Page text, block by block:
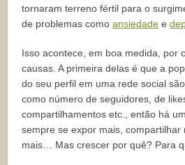
tornaram terreno fértil para o
de problemas comoansiedade e
Isso acontece, em boa medida, por
causas. A primeira delas é que a
do seu perfil em uma rede social
como número de seguidores, de
compartilhamentos etc., então há
sempre se expor mais, compartilhar
mais… Mas crescer por quê? Para